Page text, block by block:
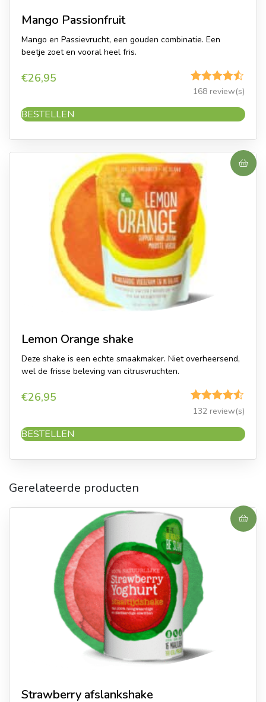
Mango Passionfruit
Mango en Passievrucht, een gouden combinatie. Een
beetje zoet en vooral heel fris.
€26,95
Gewaardeerd
4.46
uit 5
168 review(s)
BESTELLEN
Lemon Orange shake
Deze shake is een echte smaakmaker. Niet overheersend,
wel de frisse beleving van citrusvruchten.
€26,95
Gewaardeerd
4.50
uit 5
132 review(s)
BESTELLEN
Gerelateerde producten
Strawberry afslankshake